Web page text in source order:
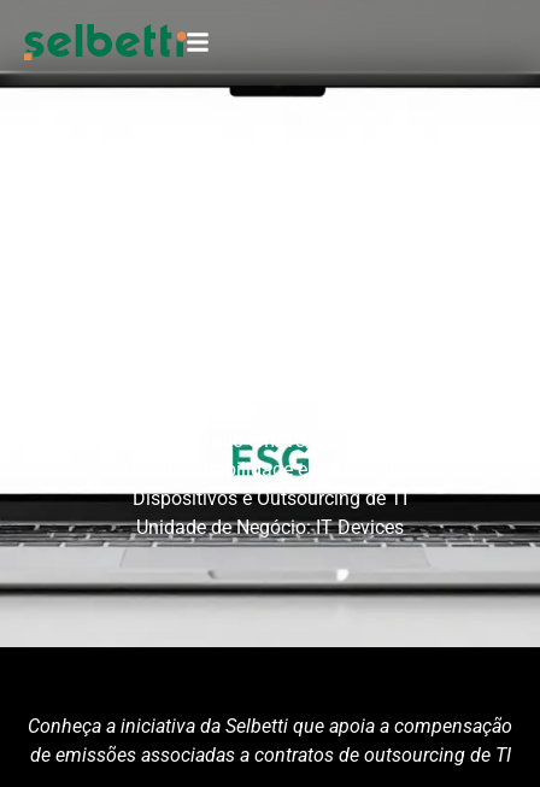
Atualizado em: 13/01/2026
Sustentabilidade e ESG
Dispositivos e Outsourcing de TI
Unidade de Negócio:IT Devices
Conheça a iniciativa da Selbetti que apoia a compensação
de emissões associadas a contratos de outsourcing de TI